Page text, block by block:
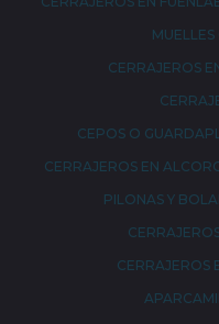
CERRAJEROS
CEPOS O
CERRAJEROS EN
PILONAS Y
CERRAJEROS